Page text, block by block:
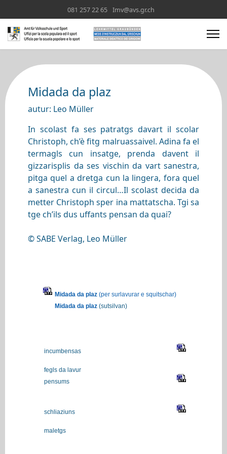
081 257 22 65 Imv@avs.gr.ch
Midada da plaz
autur: Leo Müller
In scolast fa ses patratgs davart il scolar
Christoph, ch’è fitg malruassaivel. Adina fa el
termagls cun insatge, prenda davent il
gizzarisplis da ses vischin da vart sanestra,
pitga quel a dretga cun la lingera, fora quel
a sanestra cun il circul…Il scolast decida da
metter Christoph sper ina mattatscha. Tgi sa
tge ch’ils dus uffants pensan da quai?
© SABE Verlag, Leo Müller
Midada da plaz (per surlavurar e squitschar)
Midada da plaz (sutsilvan)
incumbensas
fegls da lavur
pensums
schliaziuns
maletgs